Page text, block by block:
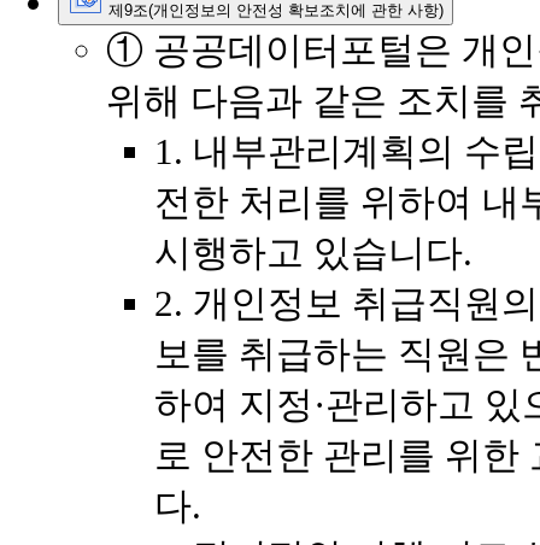
제9조(개인정보의 안전성 확보조치에 관한 사항)
① 공공데이터포털은 개
위해 다음과 같은 조치를
1. 내부관리계획의 수
전한 처리를 위하여 내
시행하고 있습니다.
2. 개인정보 취급직원
보를 취급하는 직원은
하여 지정·관리하고
로 안전한 관리를 위한
다.